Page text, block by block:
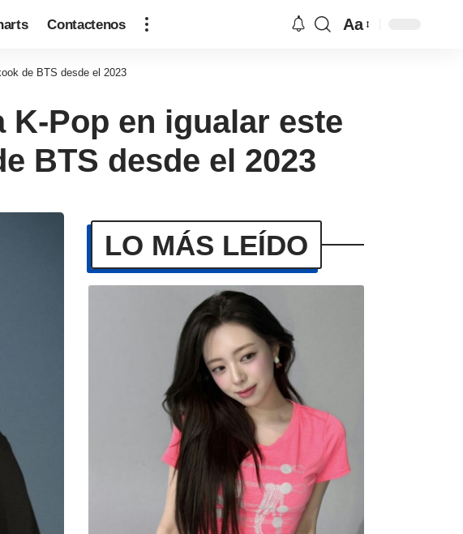
Contactenos Aa
de BTS desde el 2023
Pop en igualar este
BTS desde el 2023
LO MÁS LEÍDO